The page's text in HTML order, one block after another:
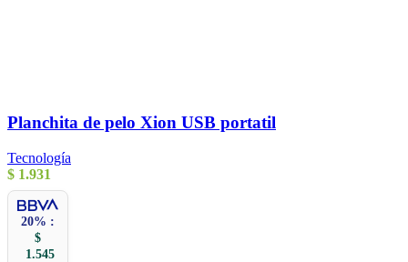
Planchita de pelo Xion USB portatil
Tecnología
$ 1.931
20% :
$
1.545